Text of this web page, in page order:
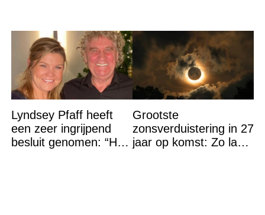
Lyndsey Pfaff heeft
een zeer ingrijpend
besluit genomen: “Het
Grootste
zonsverduistering in 27
jaar op komst: Zo laat